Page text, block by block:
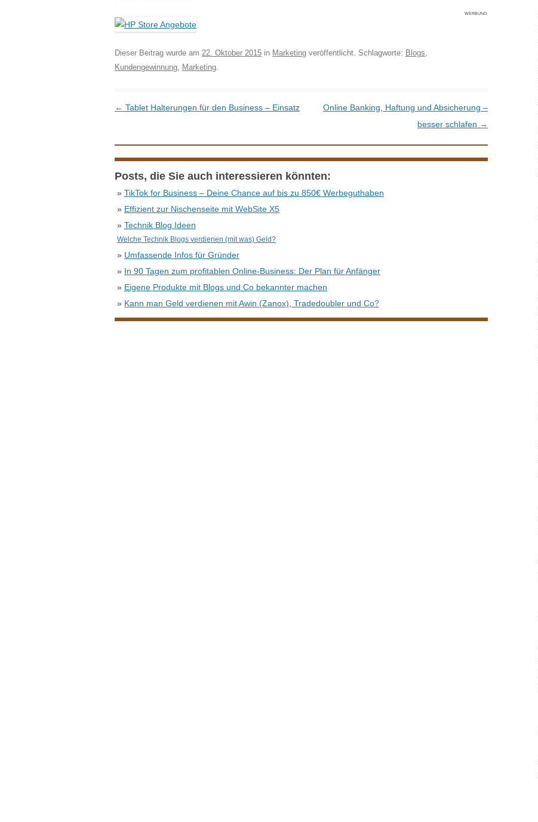
WERBUNG
Dieser Beitrag wurde am 22. Oktober 2015 in Marketing veröffentlicht. Schlagworte: Blogs,
Kundengewinnung, Marketing.
Beitrags-Navigation
← Tablet Halterungen für den Business – Einsatz
Online Banking, Haftung und Absicherung –
besser schlafen →
Posts, die Sie auch interessieren könnten:
» TikTok for Business – Deine Chance auf bis zu 850€ Werbeguthaben
» Effizient zur Nischenseite mit WebSite X5
» Technik Blog Ideen
Welche Technik Blogs verdienen (mit was) Geld?
» Umfassende Infos für Gründer
» In 90 Tagen zum profitablen Online-Business: Der Plan für Anfänger
» Eigene Produkte mit Blogs und Co bekannter machen
» Kann man Geld verdienen mit Awin (Zanox), Tradedoubler und Co?